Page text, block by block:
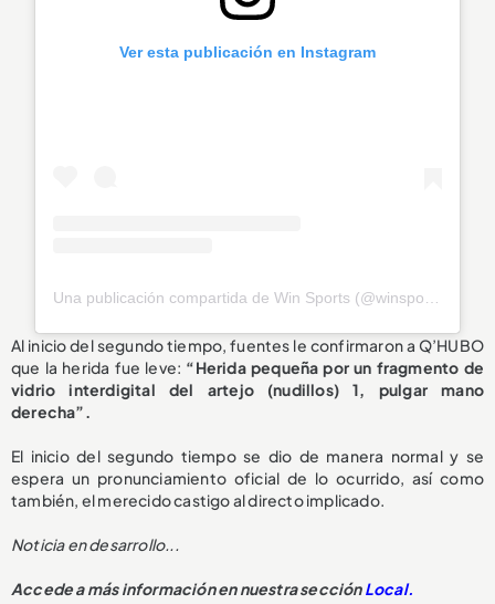
Ver esta publicación en Instagram
Al inicio del segundo tiempo, fuentes le confirmaron a Q’HUBO
que la herida fue leve: “Herida pequeña por un fragmento de
vidrio interdigital del artejo (nudillos) 1, pulgar mano
derecha”.
El inicio del segundo tiempo se dio de manera normal y se
espera un pronunciamiento oficial de lo ocurrido, así como
también, el merecido castigo al directo implicado.
Noticia en desarrollo...
Accede a más información en nuestra secciónLocal.